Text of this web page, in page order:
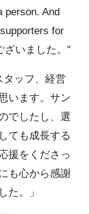
person. And
for
ざいました。"
タッフ、経営
います。サン
でしたし、選
ても成長する
援をくださっ
も心から感謝
た。」